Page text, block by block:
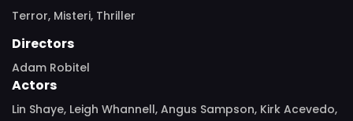
Terror, Misteri, Thriller
Directors
Adam Robitel
Actors
Lin Shaye, Leigh Whannell, Angus Sampson, Kirk Acevedo,